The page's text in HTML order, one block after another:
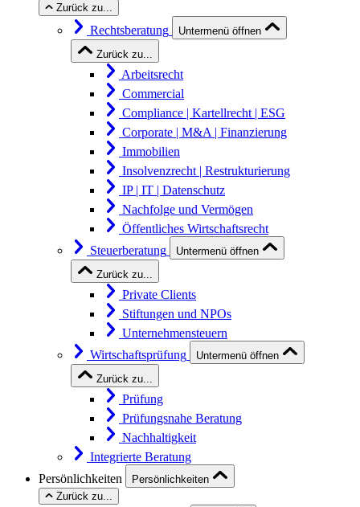
Zurück zu...
Rechtsberatung
Untermenü öffnen
Zurück zu...
Arbeitsrecht
Commercial
Compliance | Kartellrecht | ESG
Corporate | M&A | Finanzierung
Immobilien
Insolvenzrecht | Restrukturierung
IP | IT | Datenschutz
Nachfolge und Vermögen
Öffentliches Wirtschaftsrecht
Steuerberatung
Untermenü öffnen
Zurück zu...
Private Clients
Stiftungen und NPOs
Unternehmensteuern
Wirtschaftsprüfung
Untermenü öffnen
Zurück zu...
Prüfung
Prüfungsnahe Beratung
Nachhaltigkeit
Integrierte Beratung
Persönlichkeiten
Persönlichkeiten
Zurück zu...